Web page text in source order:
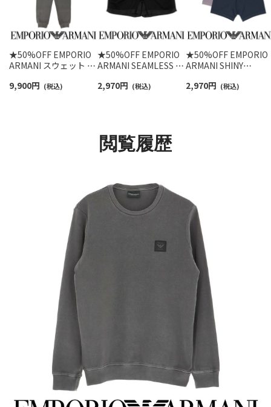
★50%OFF EMPORIO
ARMANI スウェット パ
ボトムス ラウンジウェ
9,900円 (税込)
★50%OFF EMPORIO
ARMANI SEAMLESS シ
ツ 前閉じ EUサイズ メ
2,970円 (税込)
★50%OFF EMPORIO
ARMANI SHINY
ャイニーロゴバンド
2,970円 (税込)
閲覧履歴